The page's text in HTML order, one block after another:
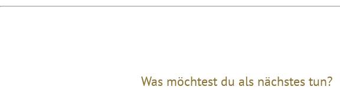
Was möchtest du als nächstes tun?